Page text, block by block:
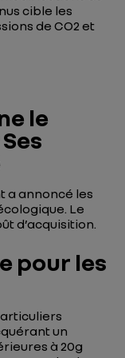
cible les
de CO2 et
le
a annoncé les
Le
d’acquisition.
pour les
un
à 20g